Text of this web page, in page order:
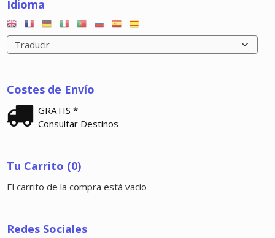
Idioma
Costes de Envío
GRATIS *
Consultar Destinos
Tu Carrito (0)
El carrito de la compra está vacío
Redes Sociales